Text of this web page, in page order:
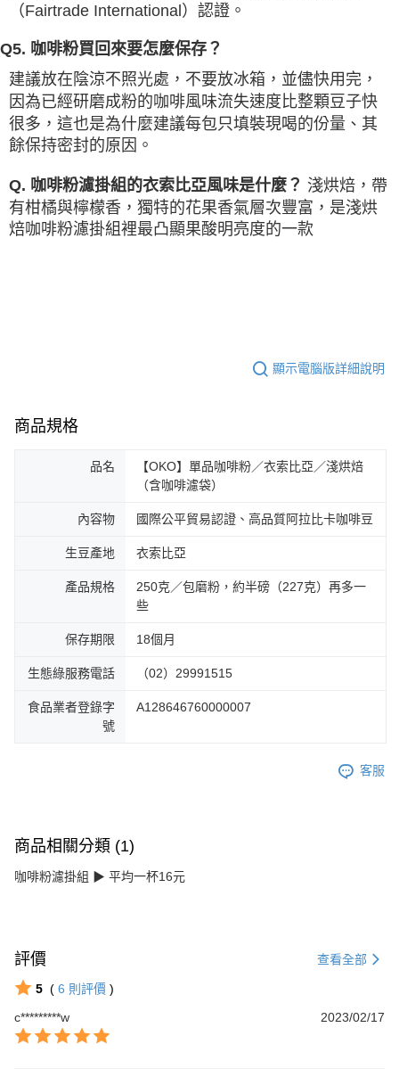
（Fairtrade International）認證。
Q5. 咖啡粉買回來要怎麼保存？
建議放在陰涼不照光處，不要放冰箱，並儘快用完，
因為已經研磨成粉的咖啡風味流失速度比整顆豆子快
很多，這也是為什麼建議每包只填裝現喝的份量、其
餘保持密封的原因。
Q. 咖啡粉濾掛組的衣索比亞風味是什麼？ 淺烘焙，帶
有柑橘與檸檬香，獨特的花果香氣層次豐富，是淺烘
焙咖啡粉濾掛組裡最凸顯果酸明亮度的一款
顯示電腦版詳細說明
商品規格
品名
【OKO】單品咖啡粉／衣索比亞／淺烘焙
（含咖啡濾袋）
內容物 國際公平貿易認證、高品質阿拉比卡咖啡豆
生豆產地 衣索比亞
產品規格
250克／包磨粉，約半磅（227克）再多一
些
保存期限 18個月
生態綠服務電話 （02）29991515
食品業者登錄字
號
A128646760000007
客服
商品相關分類 (1)
咖啡粉濾掛組 ▶ 平均一杯16元
評價 查看全部
5 ( 6 則評價 )
c*********w
2023/02/17